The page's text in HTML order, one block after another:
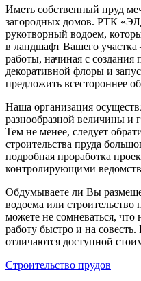
Иметь собственный пруд
загородных домов. РТК
рукотворный водоем,
в ландшафт Вашего
работы, начиная с создания
декоративной флоры и
предложить всестороннее
Наша организация
разнообразной величины и
Тем не менее, следует
строительства пруда
подробная проработка
контролирующими
Обдумываете ли Вы
водоема или
можете не сомневаться,
работу быстро и на
отличаются доступной
Строительство прудов